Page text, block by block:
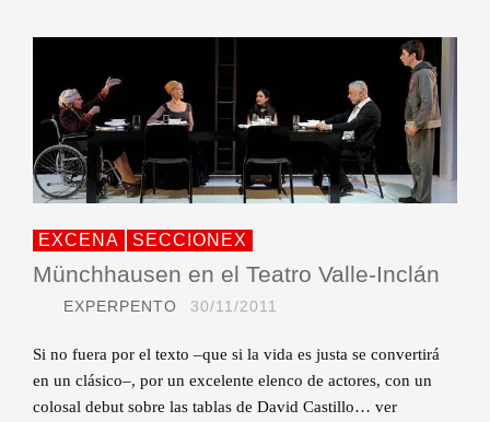
EXCENA SECCIONEX
Münchhausen en el Teatro Valle-Inclán
EXPERPENTO 30/11/2011
Si no fuera por el texto –que si la vida es justa se convertirá
en un clásico–, por un excelente elenco de actores, con un
colosal debut sobre las tablas de David Castillo… ver